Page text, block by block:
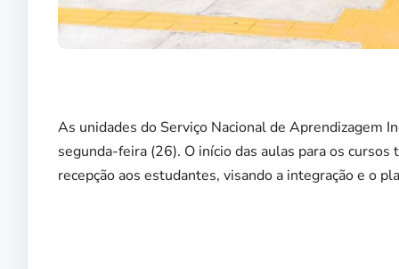
As unidades do Serviço Nacional de Aprendizagem
segunda-feira (26). O início das aulas para os
recepção aos estudantes, visando a integração e o